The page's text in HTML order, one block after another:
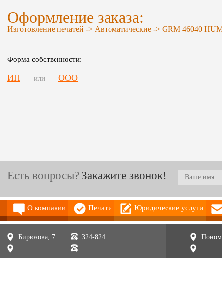
Оформление заказа:
Изготовление печатей -> Автоматические -> GRM 46040
Форма собственности:
ИП или ООО
Есть вопросы? Закажите звонок!
О компании Печати Юридические услуги
Бирюзова, 7 324-824